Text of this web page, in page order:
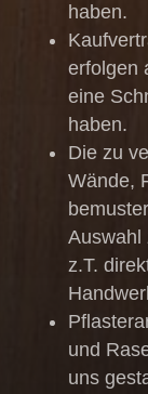
haben.
erfolgen
eine
haben.
Die zu
Wände,
Auswahl
z.T.
und
uns